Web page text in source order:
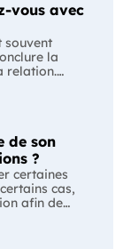
vous avec
souvent
la
relation.
avant tout
que
et
qu'une
Le premier
porte de
de son
?
certaines
cas,
afin de
une offre